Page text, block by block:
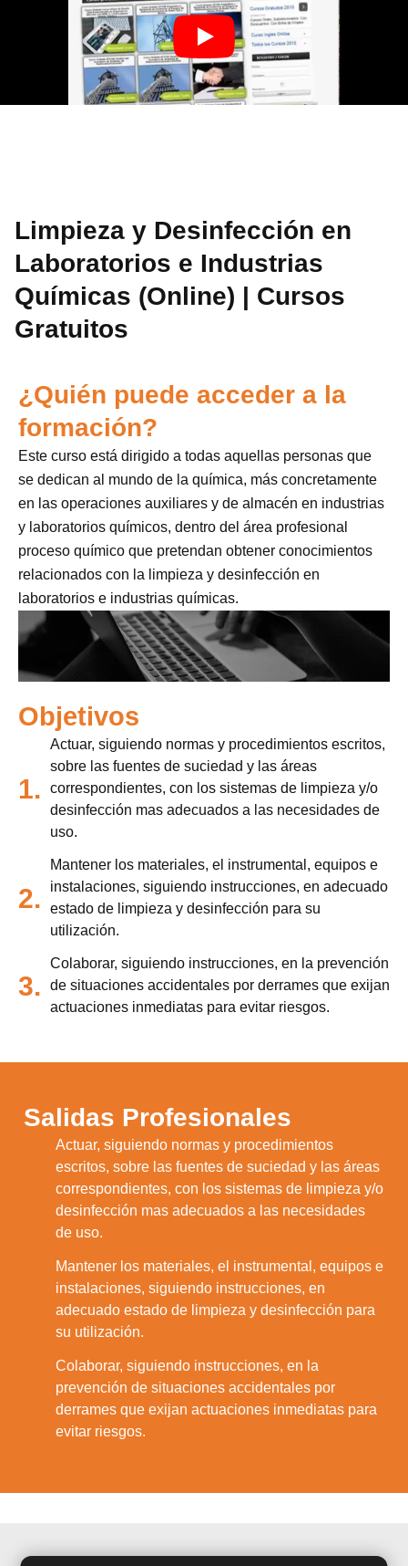
Limpieza y Desinfección en
Laboratorios e Industrias
Químicas (Online) | Cursos
Gratuitos
¿Quién puede acceder a la
formación?
Este curso está dirigido a todas aquellas personas que
se dedican al mundo de la química, más concretamente
en las operaciones auxiliares y de almacén en industrias
y laboratorios químicos, dentro del área profesional
proceso químico que pretendan obtener conocimientos
relacionados con la limpieza y desinfección en
laboratorios e industrias químicas.
Objetivos
1.
Actuar, siguiendo normas y procedimientos escritos,
sobre las fuentes de suciedad y las áreas
correspondientes, con los sistemas de limpieza y/o
desinfección mas adecuados a las necesidades de
uso.
2.
Mantener los materiales, el instrumental, equipos e
instalaciones, siguiendo instrucciones, en adecuado
estado de limpieza y desinfección para su
utilización.
3.
Colaborar, siguiendo instrucciones, en la prevención
de situaciones accidentales por derrames que exijan
actuaciones inmediatas para evitar riesgos.
Salidas Profesionales
Actuar, siguiendo normas y procedimientos
escritos, sobre las fuentes de suciedad y las áreas
correspondientes, con los sistemas de limpieza y/o
desinfección mas adecuados a las necesidades
de uso.
Mantener los materiales, el instrumental, equipos e
instalaciones, siguiendo instrucciones, en
adecuado estado de limpieza y desinfección para
su utilización.
Colaborar, siguiendo instrucciones, en la
prevención de situaciones accidentales por
derrames que exijan actuaciones inmediatas para
evitar riesgos.